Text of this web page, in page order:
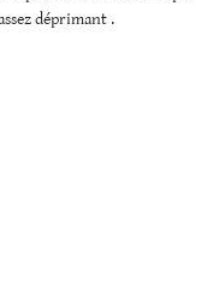
déprimant .